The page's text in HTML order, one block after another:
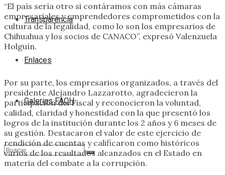
Transparencia
Enlaces
Galerias FACH
“El país sería otro si contáramos con más cámaras
empresariales y emprendedores comprometidos con la
cultura de la legalidad, como lo son los empresarios de
Chihuahua y los socios de CANACO”, expresó Valenzuela
Holguín.
Por su parte, los empresarios organizados, a través del
presidente Alejandro Lazzarotto, agradecieron la
participación del Fiscal y reconocieron la voluntad,
calidad, claridad y honestidad con la que presentó los
logros de la institución durante los 2 años y 6 meses de
su gestión. Destacaron el valor de este ejercicio de
rendición de cuentas y calificaron como históricos
varios de los resultados alcanzados en el Estado en
materia del combate a la corrupción.